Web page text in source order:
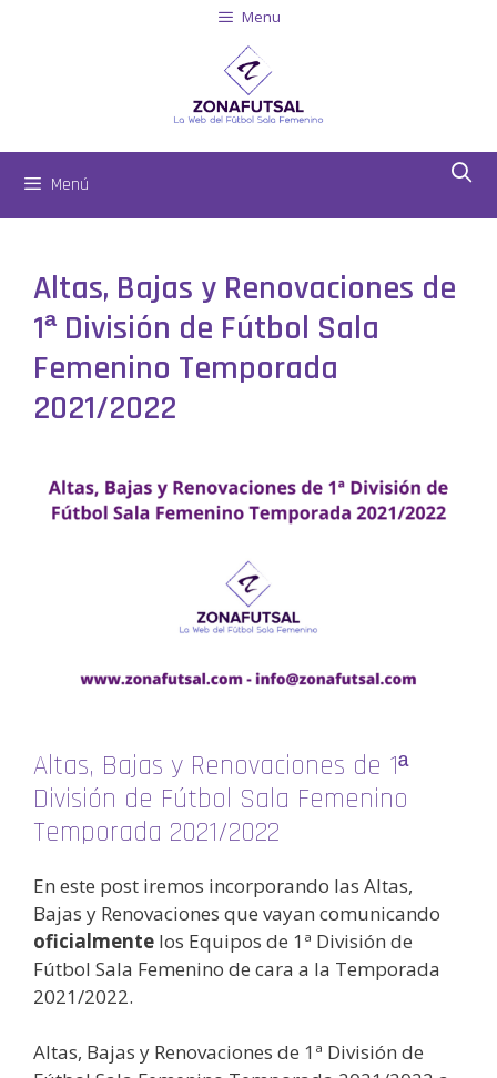
Menu
Menú
Altas, Bajas y Renovaciones de
1ª División de Fútbol Sala
Femenino Temporada
2021/2022
Altas, Bajas y Renovaciones de 1ª
División de Fútbol Sala Femenino
Temporada 2021/2022
En este post iremos incorporando las Altas,
Bajas y Renovaciones que vayan comunicando
oficialmente los Equipos de 1ª División de
Fútbol Sala Femenino de cara a la Temporada
2021/2022.
Altas, Bajas y Renovaciones de 1ª División de